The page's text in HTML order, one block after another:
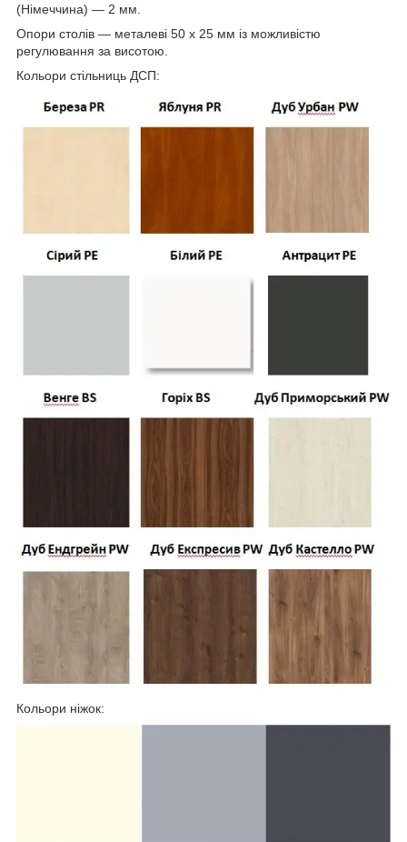
(Німеччина) — 2 мм.
Опори столів — металеві 50 х 25 мм із можливістю
регулювання за висотою.
Кольори стільниць ДСП:
Кольори ніжок: